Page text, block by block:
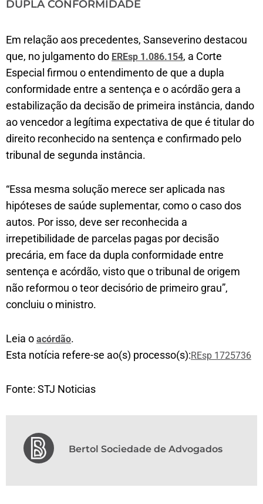
DUPLA CONFORMIDADE
Em relação aos precedentes, Sanseverino destacou
que, no julgamento do EREsp 1.086.154, a Corte
Especial firmou o entendimento de que a dupla
conformidade entre a sentença e o acórdão gera a
estabilização da decisão de primeira instância, dando
ao vencedor a legítima expectativa de que é titular do
direito reconhecido na sentença e confirmado pelo
tribunal de segunda instância.
“Essa mesma solução merece ser aplicada nas
hipóteses de saúde suplementar, como o caso dos
autos. Por isso, deve ser reconhecida a
irrepetibilidade de parcelas pagas por decisão
precária, em face da dupla conformidade entre
sentença e acórdão, visto que o tribunal de origem
não reformou o teor decisório de primeiro grau”,
concluiu o ministro.
Leia o acórdão.
Esta notícia refere-se ao(s) processo(s):REsp 1725736
Fonte: STJ Noticias
Bertol Sociedade de Advogados